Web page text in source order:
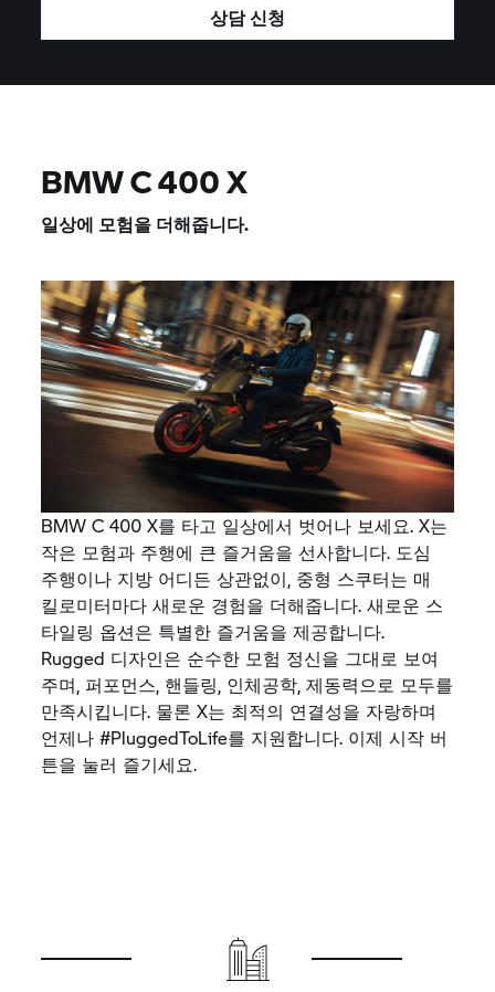
상담 신청
BMWC 400 X
일상에 모험을 더해줍니다.
BMW C 400 X를 타고 일상에서 벗어나 보세요. X는
작은 모험과 주행에 큰 즐거움을 선사합니다. 도심
주행이나 지방 어디든 상관없이, 중형 스쿠터는 매
킬로미터마다 새로운 경험을 더해줍니다. 새로운 스
타일링 옵션은 특별한 즐거움을 제공합니다.
Rugged 디자인은 순수한 모험 정신을 그대로 보여
주며, 퍼포먼스, 핸들링, 인체공학, 제동력으로 모두를
만족시킵니다. 물론 X는 최적의 연결성을 자랑하며
언제나 #PluggedToLife를 지원합니다. 이제 시작 버
튼을 눌러 즐기세요.